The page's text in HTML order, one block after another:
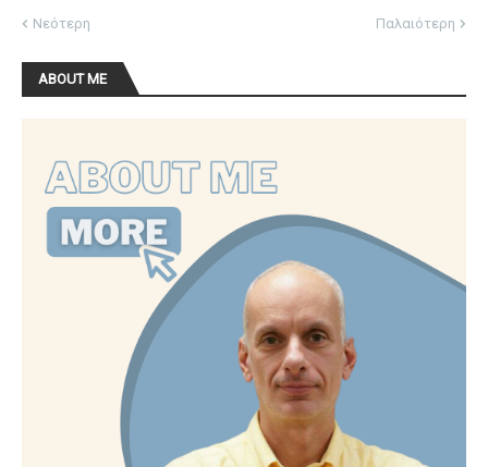
Νεότερη Παλαιότερη
ABOUT ME